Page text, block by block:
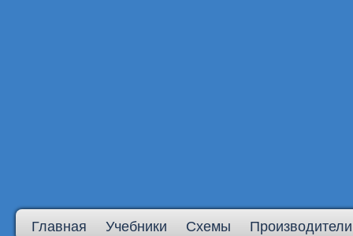
Главная Учебники Схемы Производители